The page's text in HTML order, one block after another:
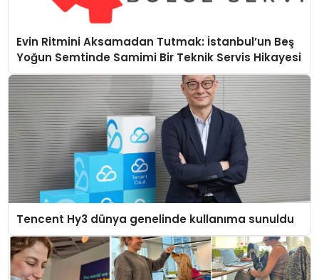
Evin Ritmini Aksamadan Tutmak: İstanbul’un Beş
Yoğun Semtinde Samimi Bir Teknik Servis Hikayesi
Tencent Hy3 dünya genelinde kullanıma sunuldu